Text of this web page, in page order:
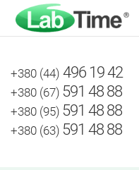
+380 (44) 496 19 42
+380 (67) 591 48 88
+380 (95) 591 48 88
+380 (63) 591 48 88